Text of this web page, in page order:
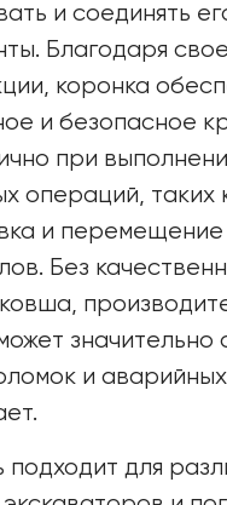
и соединять
Благодаря
коронка
и безопасное
при
операций, таких
и перемещение
Без
значительно
и
подходит для